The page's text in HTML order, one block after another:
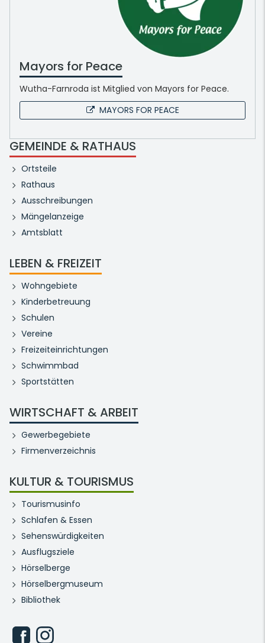
Mayors for Peace
Wutha-Farnroda ist Mitglied von Mayors for Peace.
MAYORS FOR PEACE
GEMEINDE & RATHAUS
Ortsteile
Rathaus
Ausschreibungen
Mängelanzeige
Amtsblatt
LEBEN & FREIZEIT
Wohngebiete
Kinderbetreuung
Schulen
Vereine
Freizeiteinrichtungen
Schwimmbad
Sportstätten
WIRTSCHAFT & ARBEIT
Gewerbegebiete
Firmenverzeichnis
KULTUR & TOURISMUS
Tourismusinfo
Schlafen & Essen
Sehenswürdigkeiten
Ausflugsziele
Hörselberge
Hörselbergmuseum
Bibliothek